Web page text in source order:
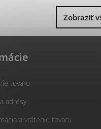
Zobraziť
tovaru
adresy
a vrátenie tovaru